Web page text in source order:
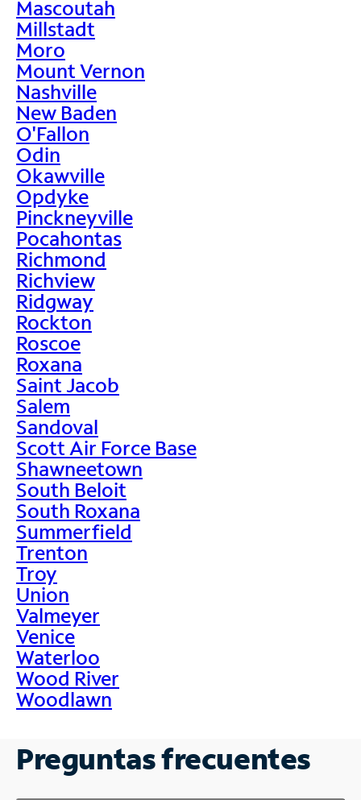
Mascoutah
Millstadt
Moro
Mount Vernon
Nashville
New Baden
O'Fallon
Odin
Okawville
Opdyke
Pinckneyville
Pocahontas
Richmond
Richview
Ridgway
Rockton
Roscoe
Roxana
Saint Jacob
Salem
Sandoval
Scott Air Force Base
Shawneetown
South Beloit
South Roxana
Summerfield
Trenton
Troy
Union
Valmeyer
Venice
Waterloo
Wood River
Woodlawn
Preguntas frecuentes